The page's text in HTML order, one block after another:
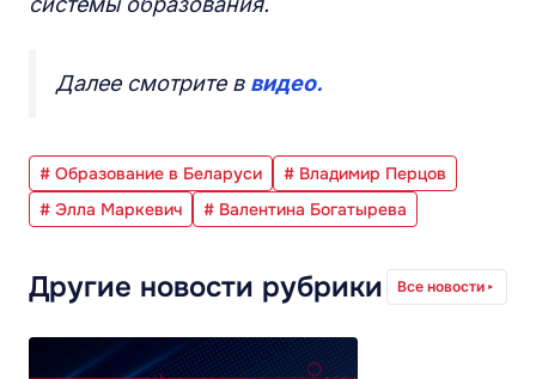
Далее смотрите в видео.
# Образование в Беларуси
# Владимир Перцов
# Элла Маркевич
# Валентина Богатырева
Другие новости рубрики Все новости